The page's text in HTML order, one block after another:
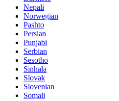
Nepali
Norwegian
Pashto
Persian
Punjabi
Serbian
Sesotho
Sinhala
Slovak
Slovenian
Somali